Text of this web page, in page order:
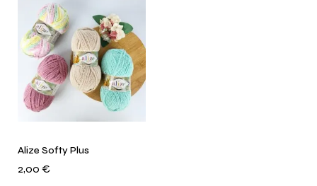
Alize Softy Plus
2,00 €